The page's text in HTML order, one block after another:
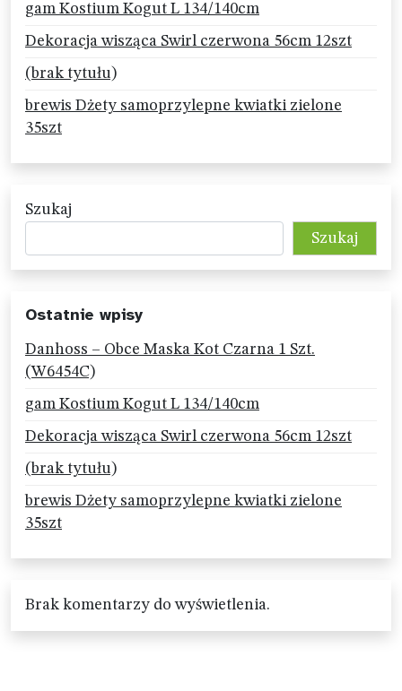
gam Kostium Kogut L 134/140cm
Dekoracja wisząca Swirl czerwona 56cm 12szt
(brak tytułu)
brewis Dżety samoprzylepne kwiatki zielone
35szt
Szukaj
Szukaj
Ostatnie wpisy
Danhoss – Obce Maska Kot Czarna 1 Szt.
(W6454C)
gam Kostium Kogut L 134/140cm
Dekoracja wisząca Swirl czerwona 56cm 12szt
(brak tytułu)
brewis Dżety samoprzylepne kwiatki zielone
35szt
Brak komentarzy do wyświetlenia.